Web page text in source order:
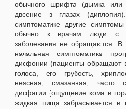
обычного шрифта (дымка или
двоение в глазах
симптоматике другие
обычно к врачам люди с
заболевания не обращаются. В
начальная симптоматика
дисфонии (пациенты обращают
голоса, его грубость,
неясная, смазанная, часто
дисфагии (ощущение кома в
жидкая пища забрасывается в